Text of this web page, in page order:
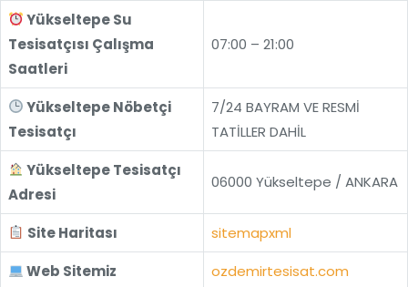
Yükseltepe Su
Tesisatçısı Çalışma
Saatleri
07:00 – 21:00
Yükseltepe Nöbetçi
Tesisatçı
7/24 BAYRAM VE RESMİ
TATİLLER DAHİL
Yükseltepe Tesisatçı
Adresi
06000 Yükseltepe / ANKARA
Site Haritası
sitemapxml
Web Sitemiz
ozdemirtesisat.com